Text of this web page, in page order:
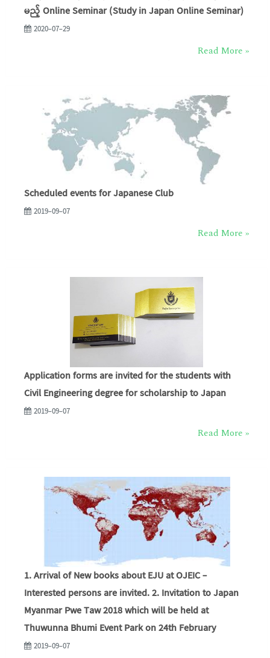
မည့် Online Seminar (Study in Japan Online Seminar)
2020-07-29
Read More »
Scheduled events for Japanese Club
2019-09-07
Read More »
Application forms are invited for the students with
Civil Engineering degree for scholarship to Japan
2019-09-07
Read More »
1. Arrival of New books about EJU at OJEIC -
Interested persons are invited. 2. Invitation to Japan
Myanmar Pwe Taw 2018 which will be held at
Thuwunna Bhumi Event Park on 24th February
2019-09-07